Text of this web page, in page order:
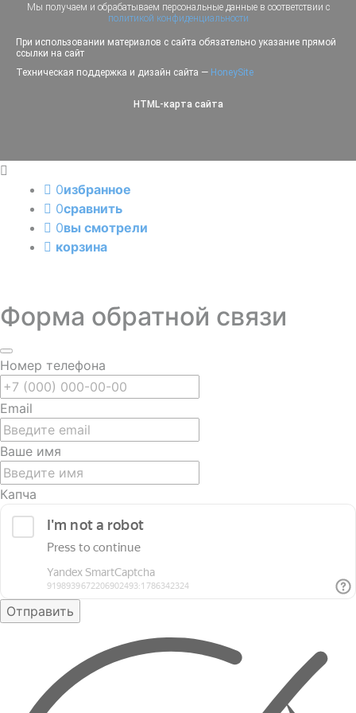
Мы получаем и обрабатываем персональные данные в соответствии с
политикой конфиденциальности
При использовании материалов с сайта обязательно указание прямой
ссылки на сайт
Техническая поддержка и дизайн сайта — HoneySite
HTML-карта сайта
0избранное
0сравнить
0вы смотрели
корзина
Форма обратной связи
Номер телефона
Email
Ваше имя
Капча
Отправить